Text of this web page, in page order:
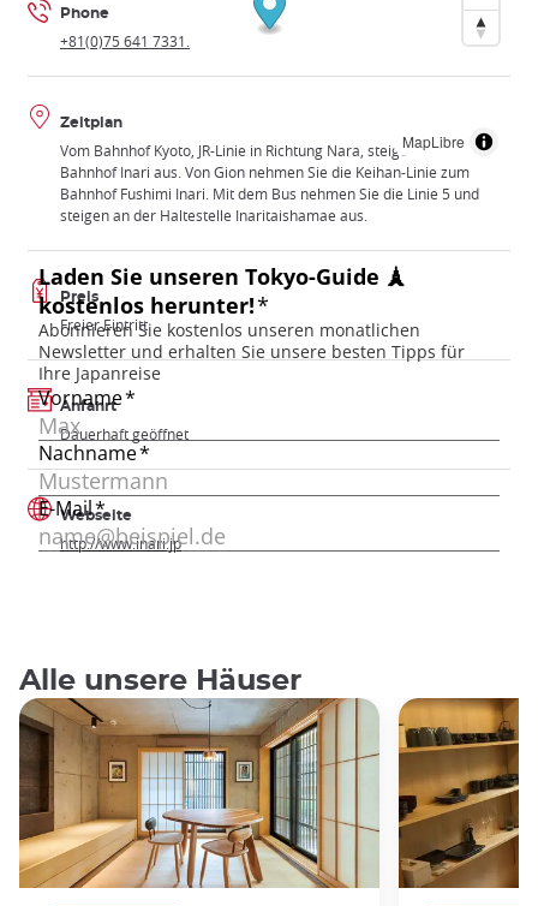
MapLibre
Phone
+81(0)75 641 7331.
Zeitplan
Vom Bahnhof Kyoto, JR-Linie in Richtung Nara, steigen Sie am
Bahnhof Inari aus. Von Gion nehmen Sie die Keihan-Linie zum
Bahnhof Fushimi Inari. Mit dem Bus nehmen Sie die Linie 5 und
steigen an der Haltestelle Inaritaishamae aus.
Preis
Freier Eintritt
Anfahrt
Dauerhaft geöffnet
Webseite
http://www.inari.jp
Alle unsere Häuser